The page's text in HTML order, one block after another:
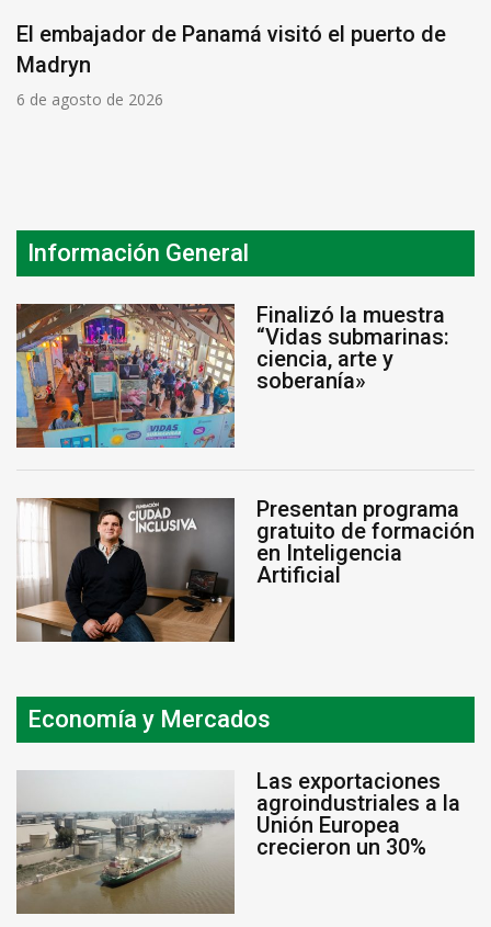
El embajador de Panamá visitó el puerto de
Madryn
6 de agosto de 2026
Información General
Finalizó la muestra
“Vidas submarinas:
ciencia, arte y
soberanía»
Presentan programa
gratuito de formación
en Inteligencia
Artificial
Economía y Mercados
Las exportaciones
agroindustriales a la
Unión Europea
crecieron un 30%